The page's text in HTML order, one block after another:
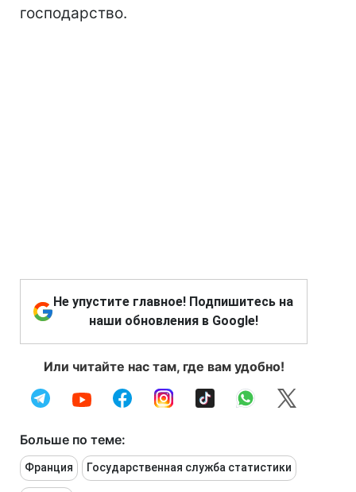
господарство.
Не упустите главное! Подпишитесь на
наши обновления в Google!
Или читайте нас там, где вам удобно!
Больше по теме:
Франция Государственная служба статистики